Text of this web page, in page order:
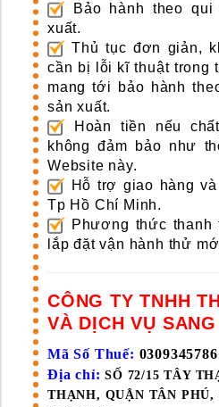
Bảo hành theo
xuất.
Thủ tục đơn giản,
cần bị lỗi kĩ thuật trong
mang tới bảo hành
sản xuất.
Hoàn tiền nếu
không đảm bảo như
Website này.
Hỗ trợ giao hàng
Tp Hồ Chí Minh.
Phương thức thanh
lắp đặt vận hành thử
CÔNG TY TNHH
VÀ DỊCH VỤ
Mã Số Thuế: 0309345786
Địa chỉ:SỐ 72/15 TÂY
THẠNH, QUẬN TÂN